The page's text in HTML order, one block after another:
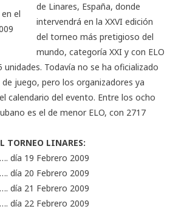
el
de Linares, España, donde
intervendrá en la XXVI edición
del torneo más pretigioso del
mundo, categoría XXI y con ELO
unidades. Todavía no se ha oficializado
juego, pero los organizadores ya
calendario del evento. Entre los ocho
es el de menor ELO, con 2717
TORNEO LINARES:
día 19 Febrero 2009
día 20 Febrero 2009
día 21 Febrero 2009
día 22 Febrero 2009